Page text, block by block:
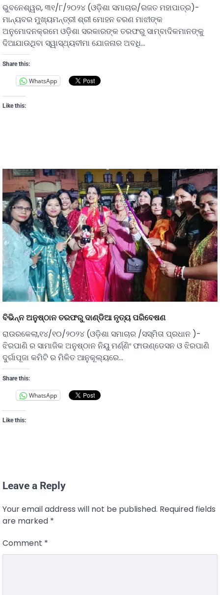
ଭୁବନେଶ୍ୱର, ୩୧/୮/୨୦୨୪ (ଓଡ଼ିଶା ସମାଚାର/ରଜତ ମହାପାତ୍ର)-
ମାନ୍ୟବର ମୁଖ୍ୟମନ୍ତ୍ରୀ ଶ୍ରୀ ମୋହନ ଚରଣ ମାଝୀଙ୍କ
ଅନୁମୋଦନକ୍ରମେ ଓଡ଼ିଶା ସରକାରଙ୍କ ତରଫରୁ ସାମ୍ବାଦିକମାନଙ୍କୁ
ଦିଆଯାଉଥିବା ସ୍ୱାସ୍ଥ୍ୟବୀମା ଯୋଜନାର ଅବଧି…
Share this:
WhatsApp
Like this:
ବିଭିନ୍ନ ଅନୁଷ୍ଠାନ ତରଫରୁ ଦାଣ୍ଡିଆ ନୃତ୍ୟ ପରିବେଷଣ
ରାଉରକେଲା,୧୪/୧୦/୨୦୨୪ (ଓଡ଼ିଶା ସମାଚାର /ସସ୍ମିତା ପ୍ରଧାନ )-
ଝିରପାଣି ର ସାମାଜିକ ଅନୁଷ୍ଠାନ ନିୟୁ ମର୍ଣ୍ଣିଂ ଫାଉଣ୍ଡେସନ ଓ ଝିରପାଣି
ଦୁର୍ଗାପୂଜା କମିଟି ର ମିଳିତ ଆନୁକୂଲ୍ୟରେ…
Share this:
WhatsApp
Like this:
Leave a Reply
Your email address will not be published. Required fields
are marked *
Comment *